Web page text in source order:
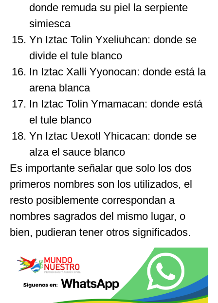
donde remuda su piel la serpiente
simiesca
Yn Iztac Tolin Yxeliuhcan: donde se
divide el tule blanco
In Iztac Xalli Yyonocan: donde está la
arena blanca
In Iztac Tolin Ymamacan: donde está
el tule blanco
Yn Iztac Uexotl Yhicacan: donde se
alza el sauce blanco
Es importante señalar que solo los dos
primeros nombres son los utilizados, el
resto posiblemente correspondan a
nombres sagrados del mismo lugar, o
bien, pudieran tener otros significados.